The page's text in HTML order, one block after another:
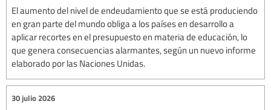
El aumento del nivel de endeudamiento que se está produciendo
en gran parte del mundo obliga a los países en desarrollo a
aplicar recortes en el presupuesto en materia de educación, lo
que genera consecuencias alarmantes, según un nuevo informe
elaborado por las Naciones Unidas.
30 julio 2026